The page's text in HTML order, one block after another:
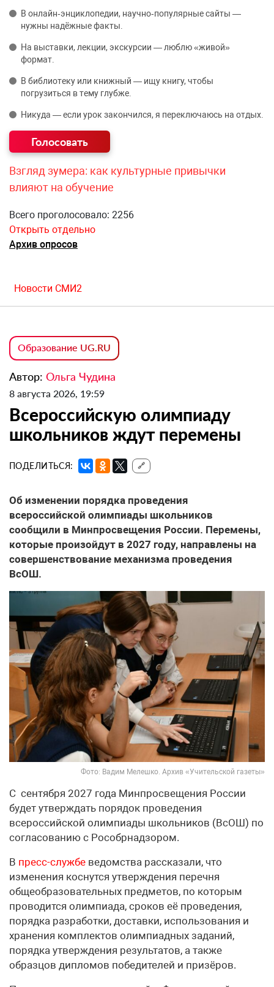
В онлайн‑энциклопедии, научно‑популярные сайты —
нужны надёжные факты.
На выставки, лекции, экскурсии — люблю «живой»
формат.
В библиотеку или книжный — ищу книгу, чтобы
погрузиться в тему глубже.
Никуда — если урок закончился, я переключаюсь на отдых.
Взгляд зумера: как культурные привычки
влияют на обучение
Всего проголосовало: 2256
Открыть отдельно
Архив опросов
Новости СМИ2
Образование UG.RU
Автор: Ольга Чудина
8 августа 2026, 19:59
Всероссийскую олимпиаду
школьников ждут перемены
ПОДЕЛИТЬСЯ: 🔗
Об изменении порядка проведения
всероссийской олимпиады школьников
сообщили в Минпросвещения России. Перемены,
которые произойдут в 2027 году, направлены на
совершенствование механизма проведения
ВсОШ.
Фото: Вадим Мелешко. Архив «Учительской газеты»
С сентября 2027 года Минпросвещения России
будет утверждать порядок проведения
всероссийской олимпиады школьников (ВсОШ) по
согласованию с Рособрнадзором.
В пресс-службе ведомства рассказали, что
изменения коснутся утверждения перечня
общеобразовательных предметов, по которым
проводится олимпиада, сроков её проведения,
порядка разработки, доставки, использования и
хранения комплектов олимпиадных заданий,
порядка утверждения результатов, а также
образцов дипломов победителей и призёров.